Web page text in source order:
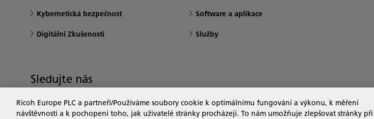
Kybernetická bezpečnost
Digitální Zkušenosti
Software a aplikace
Služby
Sledujte nás
Ricoh Europe PLC a partneři/Používáme soubory cookie k optimálnímu fungování a výkonu, k měření
návštěvnosti a k pochopení toho, jak uživatelé stránky procházejí. To nám umožňuje zlepšovat stránky při